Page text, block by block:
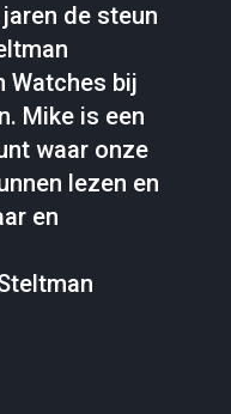
de steun
Watches bij
Mike is een
waar onze
lezen en
en